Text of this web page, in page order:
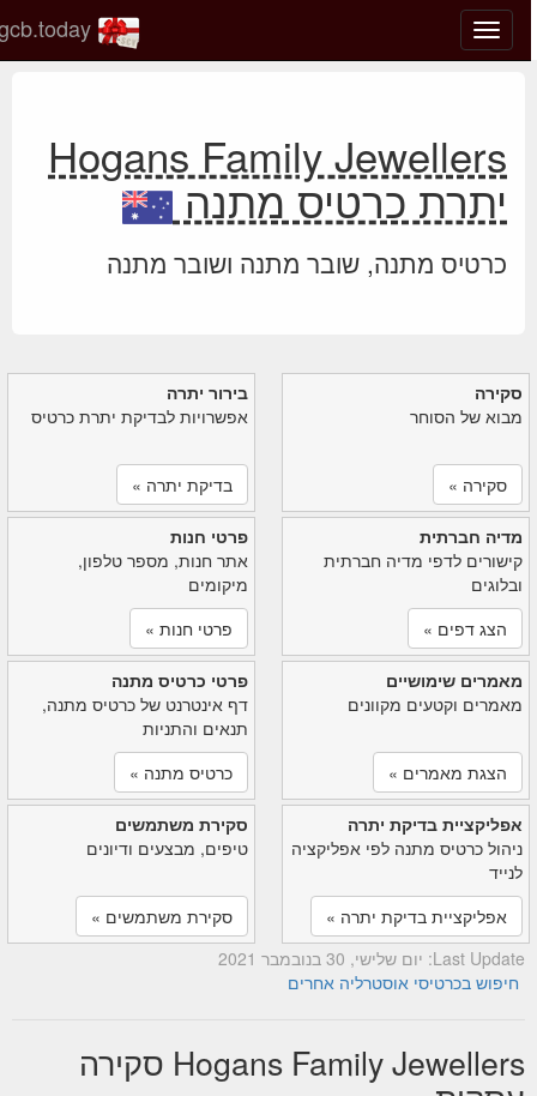
החלף
מצב
gcb.today
Hogans Family Jewellers
יתרת כרטיס מתנה
כרטיס מתנה, שובר מתנה ושובר מתנה
בירור יתרה
אפשרויות לבדיקת יתרת כרטיס
בדיקת יתרה »
סקירה
מבוא של הסוחר
סקירה »
פרטי חנות
אתר חנות, מספר טלפון,
מיקומים
פרטי חנות »
מדיה חברתית
קישורים לדפי מדיה חברתית
ובלוגים
הצג דפים »
פרטי כרטיס מתנה
דף אינטרנט של כרטיס מתנה,
תנאים והתניות
כרטיס מתנה »
מאמרים שימושיים
מאמרים וקטעים מקוונים
הצגת מאמרים »
סקירת משתמשים
טיפים, מבצעים ודיונים
סקירת משתמשים »
אפליקציית בדיקת יתרה
ניהול כרטיס מתנה לפי אפליקציה
לנייד
אפליקציית בדיקת יתרה »
Last Update: יום שלישי, 30 בנובמבר 2021
חיפוש בכרטיסי אוסטרליה אחרים
Hogans Family Jewellers סקירה